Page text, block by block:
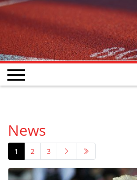
News
1 2 3